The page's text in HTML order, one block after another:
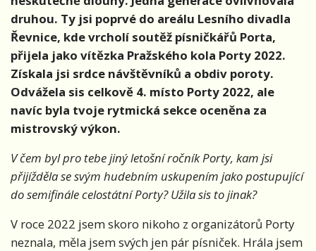
druhou. Ty jsi poprvé do areálu Lesního divadla
Řevnice, kde vrcholí soutěž písničkářů Porta,
přijela jako vítězka Pražského kola Porty 2022.
Získala jsi srdce návštěvníků a obdiv poroty.
Odvážela sis celkově 4. místo Porty 2022, ale
navíc byla tvoje rytmická sekce oceněna za
mistrovský výkon.
V čem byl pro tebe jiný letošní ročník Porty, kam jsi
přijížděla se svým hudebním uskupením jako postupující
do semifinále celostátní Porty? Užila sis to jinak?
V roce 2022 jsem skoro nikoho z organizátorů Porty
neznala, měla jsem svých jen pár písniček. Hrála jsem